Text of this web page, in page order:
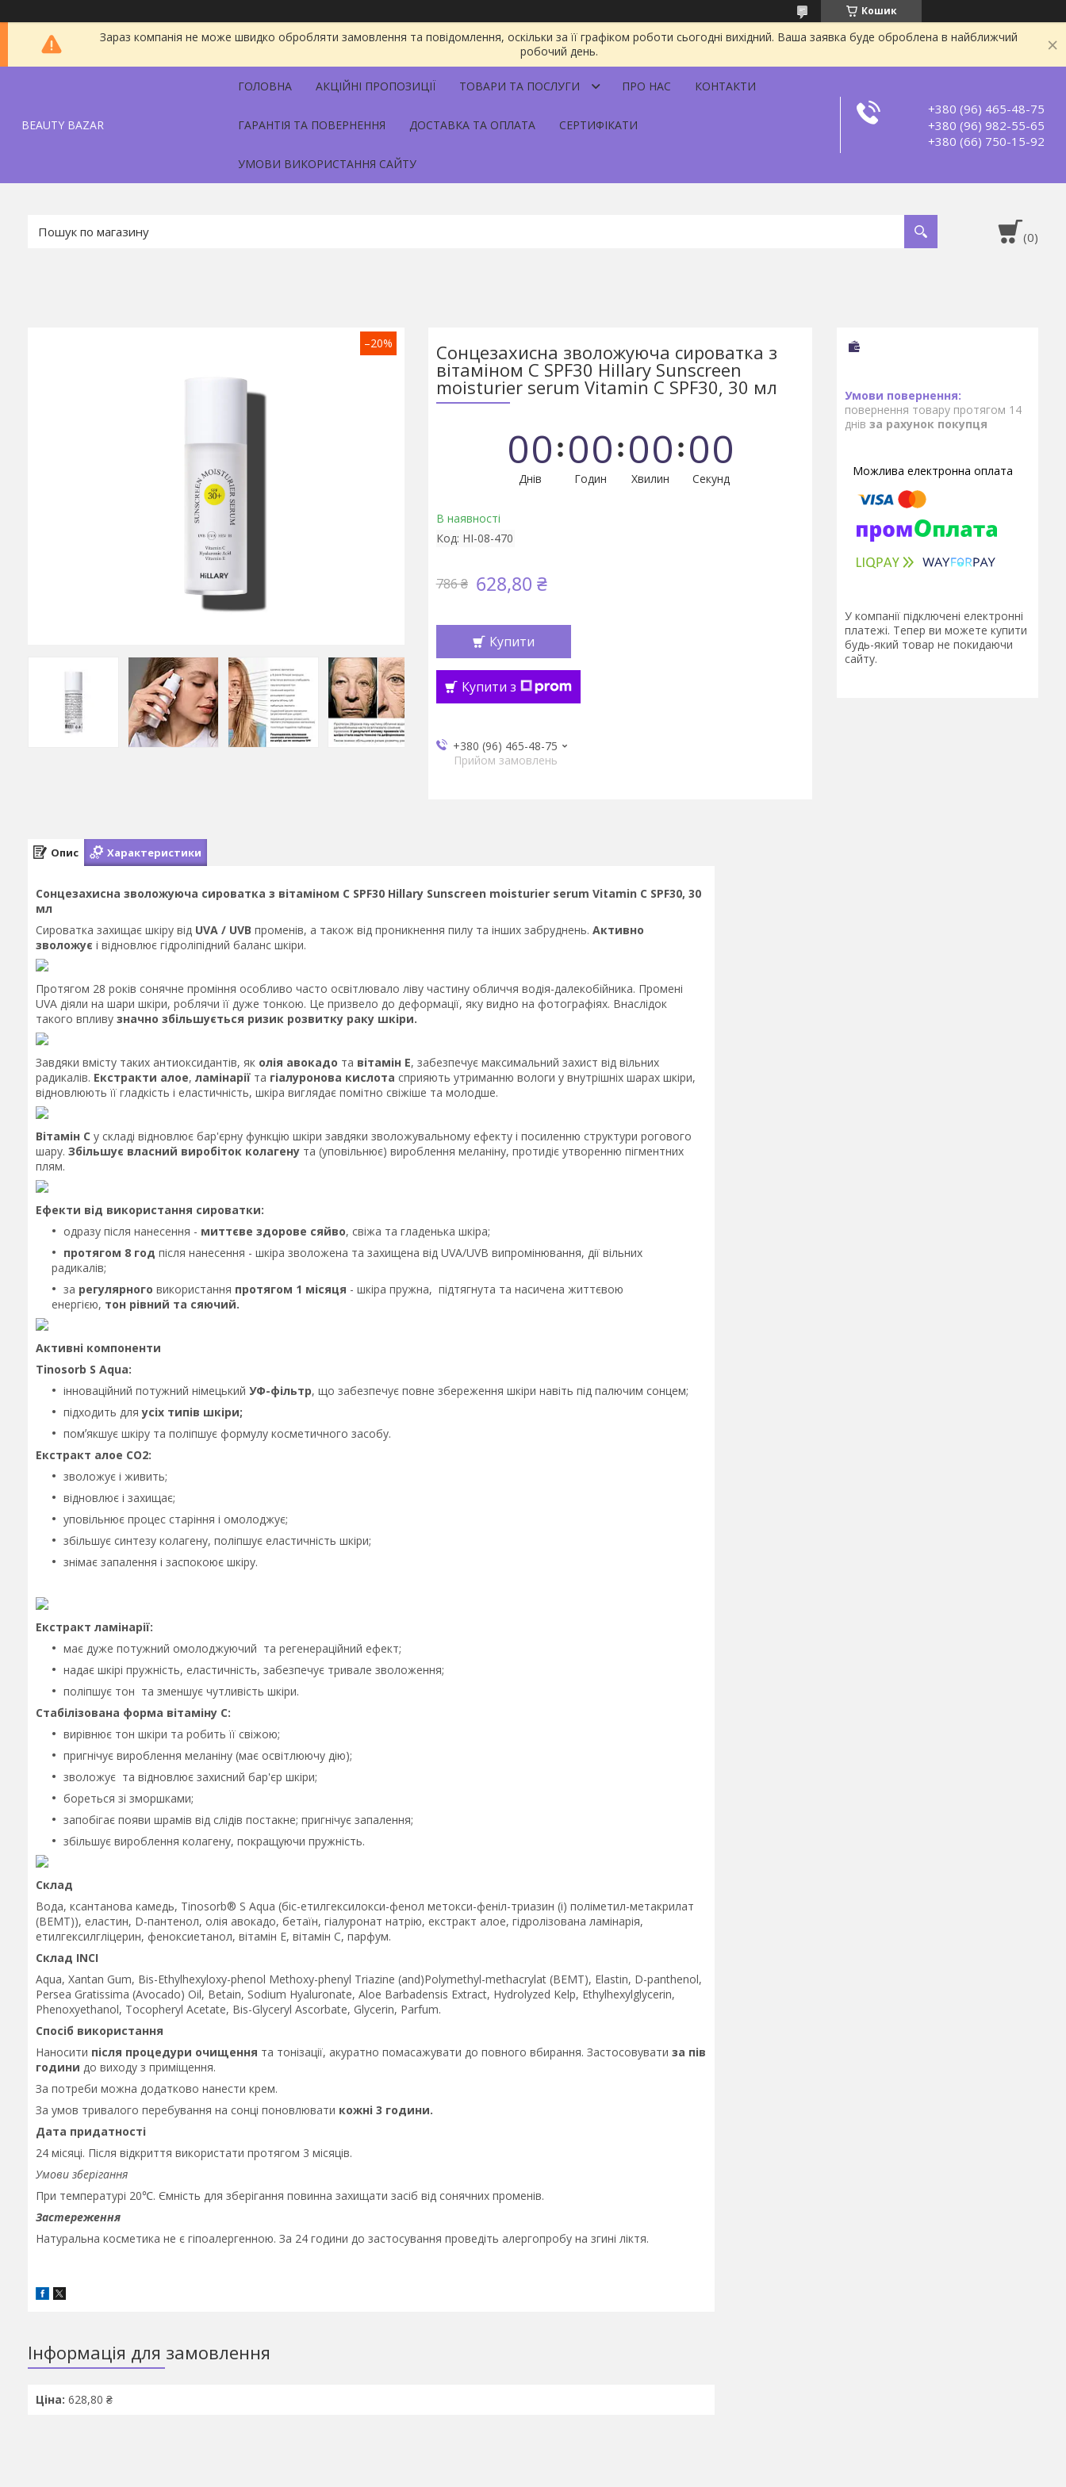
Кошик
Зараз компанія не може швидко обробляти замовлення та повідомлення, оскільки за її графіком роботи сьогодні вихідний. Ваша заявка буде оброблена в найближчий
робочий день.
BEAUTY BAZAR
ГОЛОВНА АКЦІЙНІ ПРОПОЗИЦІЇ ТОВАРИ ТА ПОСЛУГИ ПРО НАС КОНТАКТИ
ГАРАНТІЯ ТА ПОВЕРНЕННЯ ДОСТАВКА ТА ОПЛАТА СЕРТИФІКАТИ
УМОВИ ВИКОРИСТАННЯ САЙТУ
+380 (96) 465-48-75
+380 (96) 982-55-65
+380 (66) 750-15-92
–20% Сонцезахисна зволожуюча сироватка з
вітаміном С SPF30 Hillary Sunscreen
moisturier serum Vitamin C SPF30, 30 мл
00
Днів
00
Годин
00
Хвилин
00
Секунд
В наявності
Код: HI-08-470
786 ₴ 628,80 ₴
Купити
Купити з
+380 (96) 465-48-75
Прийом замовлень
повернення товару протягом 14
днів за рахунок покупця
У компанії підключені електронні
платежі. Тепер ви можете купити
будь-який товар не покидаючи
сайту.
Опис Характеристики
Сонцезахисна зволожуюча сироватка з вітаміном С SPF30 Hillary Sunscreen moisturier serum Vitamin C SPF30, 30
мл
Сироватка захищає шкіру від UVA / UVB променів, а також від проникнення пилу та інших забруднень. Активно
зволожує і відновлює гідроліпідний баланс шкіри.
Протягом 28 років сонячне проміння особливо часто освітлювало ліву частину обличчя водія-далекобійника. Промені
UVA діяли на шари шкіри, роблячи її дуже тонкою. Це призвело до деформації, яку видно на фотографіях. Внаслідок
такого впливу значно збільшується ризик розвитку раку шкіри.
Завдяки вмісту таких антиоксидантів, як олія авокадо та вітамін Е, забезпечує максимальний захист від вільних
радикалів. Екстракти алое, ламінарії та гіалуронова кислота сприяють утриманню вологи у внутрішніх шарах шкіри,
відновлюють її гладкість і еластичність, шкіра виглядає помітно свіжіше та молодше.
Вітамін С у складі відновлює бар'єрну функцію шкіри завдяки зволожувальному ефекту і посиленню структури рогового
шару. Збільшує власний виробіток колагену та (уповільнює) вироблення меланіну, протидіє утворенню пігментних
плям.
Ефекти від використання сироватки:
одразу після нанесення - миттєве здорове сяйво, свіжа та гладенька шкіра;
протягом 8 год після нанесення - шкіра зволожена та захищена від UVA/UVB випромінювання, дії вільних
радикалів;
за регулярного використання протягом 1 місяця - шкіра пружна, підтягнута та насичена життєвою
енергією, тон рівний та сяючий.
Активні компоненти
Tinosorb S Aqua:
інноваційний потужний німецький УФ-фільтр, що забезпечує повне збереження шкіри навіть під палючим сонцем;
підходить дляусіх типів шкіри;
помʼякшує шкіру та поліпшує формулу косметичного засобу.
Екстракт алое СО2:
зволожує і живить;
відновлює і захищає;
уповільнює процес старіння і омолоджує;
збільшує синтезу колагену, поліпшує еластичність шкіри;
знімає запалення і заспокоює шкіру.
Екстракт ламінарії:
має дуже потужний омолоджуючий та регенераційний ефект;
надає шкірі пружність, еластичність, забезпечує тривале зволоження;
поліпшує тон та зменшує чутливість шкіри.
Стабілізована форма вітаміну С:
вирівнює тон шкіри та робить її свіжою;
пригнічує вироблення меланіну (має освітлюючу дію);
зволожує та відновлює захисний бар'єр шкіри;
бореться зі зморшками;
запобігає появи шрамів від слідів постакне; пригнічує запалення;
збільшує вироблення колагену, покращуючи пружність.
Склад
Вода, ксантанова камедь, Tinosorb® S Aqua (біс-етилгексилокси-фенол метокси-феніл-триазин (і) поліметил-метакрилат
(BEMT)), еластин, D-пантенол, олія авокадо, бетаїн, гіалуронат натрію, екстракт алое, гідролізована ламінарія,
етилгексилгліцерин, феноксиетанол, вітамін E, вітамін C, парфум.
Cклад INCI
Aqua, Xantan Gum, Bis-Ethylhexyloxy-phenol Methoxy-phenyl Triazine (and)Polymethyl-methacrylat (BEMT), Еlastin, D-panthenol,
Persea Gratissima (Avocado) Oil, Betain, Sodium Hyaluronate, Aloe Barbadensis Extract, Hydrolyzed Kelp, Ethylhexylglycerin,
Phenoxyethanol, Tocopheryl Acetate, Bis-Glyceryl Ascorbate, Glycerin, Parfum.
Спосіб використання
Наносити після процедури очищення та тонізації, акуратно помасажувати до повного вбирання. Застосовувати за пів
години до виходу з приміщення.
За потреби можна додатково нанести крем.
За умов тривалого перебування на сонці поновлювати кожні 3 години.
Дата придатності
24 місяці. Після відкриття використати протягом 3 місяців.
Умови зберігання
При температурі 20℃. Ємність для зберігання повинна захищати засіб від сонячних променів.
Застереження
Натуральна косметика не є гіпоалергенною. За 24 години до застосування проведіть алергопробу на згині ліктя.
Інформація для замовлення
Ціна: 628,80 ₴